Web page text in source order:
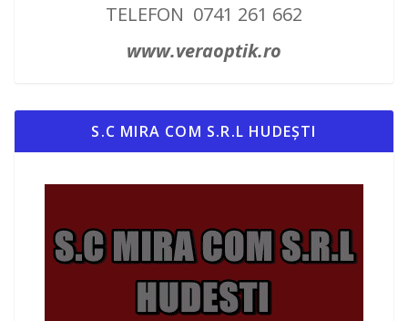
TELEFON 0741 261 662
www.veraoptik.ro
S.C MIRA COM S.R.L HUDEȘTI